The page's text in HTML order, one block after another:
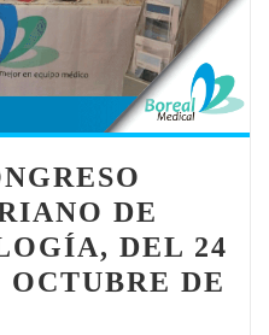
DE
DEL 24
OCTUBRE DE